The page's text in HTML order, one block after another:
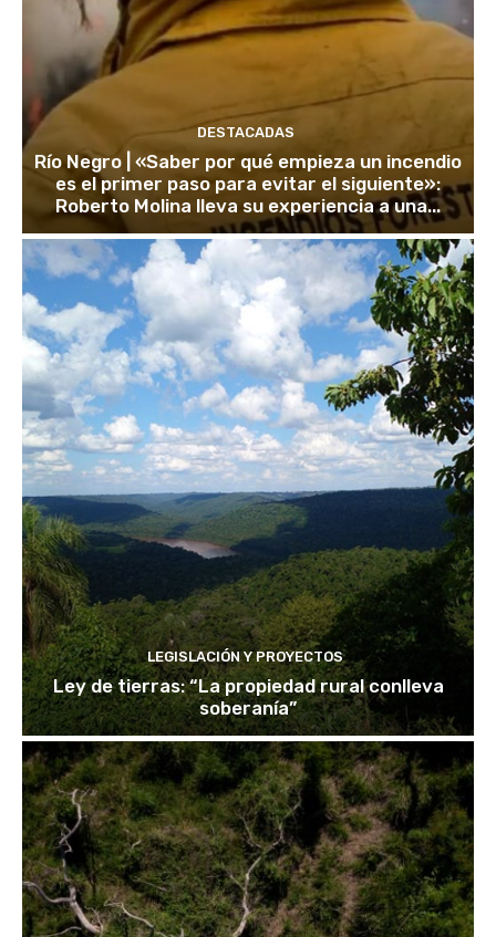
DESTACADAS
Río Negro | «Saber por qué empieza un incendio
es el primer paso para evitar el siguiente»:
Roberto Molina lleva su experiencia a una...
LEGISLACIÓN Y PROYECTOS
Ley de tierras: “La propiedad rural conlleva
soberanía”